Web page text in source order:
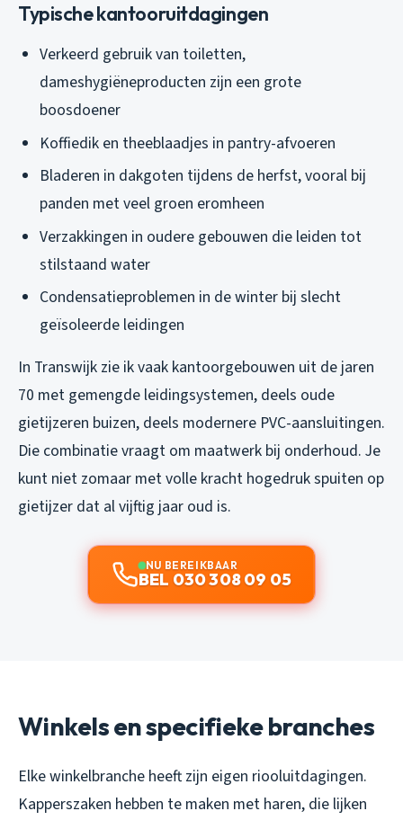
Typische kantooruitdagingen
Verkeerd gebruik van toiletten,
dameshygiëneproducten zijn een grote
boosdoener
Koffiedik en theeblaadjes in pantry-afvoeren
Bladeren in dakgoten tijdens de herfst, vooral bij
panden met veel groen eromheen
Verzakkingen in oudere gebouwen die leiden tot
stilstaand water
Condensatieproblemen in de winter bij slecht
geïsoleerde leidingen
In Transwijk zie ik vaak kantoorgebouwen uit de jaren
70 met gemengde leidingsystemen, deels oude
gietijzeren buizen, deels modernere PVC-aansluitingen.
Die combinatie vraagt om maatwerk bij onderhoud. Je
kunt niet zomaar met volle kracht hogedruk spuiten op
gietijzer dat al vijftig jaar oud is.
NU BEREIKBAAR
BEL 030 308 09 05
Winkels en specifieke branches
Elke winkelbranche heeft zijn eigen riooluitdagingen.
Kapperszaken hebben te maken met haren, die lijken